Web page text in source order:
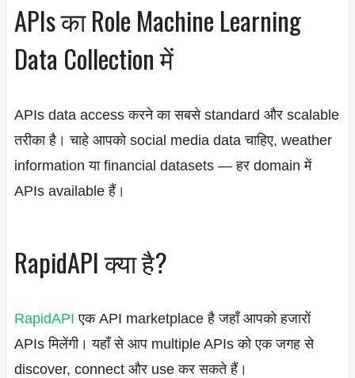
APIs का Role Machine Learning
Data Collection में
APIs data access करने का सबसे standard और scalable
तरीका है। चाहे आपको social media data चाहिए, weather
information या financial datasets — हर domain में
APIs available हैं।
RapidAPI क्या है?
RapidAPI एक API marketplace है जहाँ आपको हजारों
APIs मिलेंगी। यहाँ से आप multiple APIs को एक जगह से
discover, connect और use कर सकते हैं।